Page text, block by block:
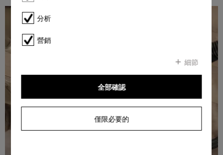
分析
營銷
細節
僅限必要的
全部確認